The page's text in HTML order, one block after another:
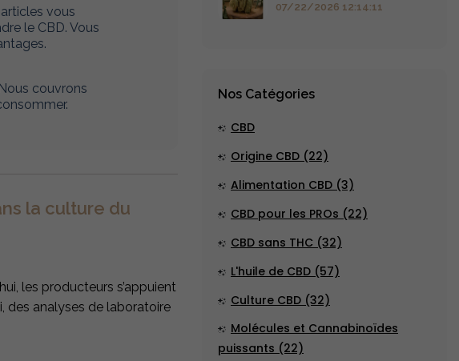
vous
le CBD. Vous
couvrons
la culture du
les producteurs s’appuient
des analyses de laboratoire
07/22/2026 12:14:11
Nos Catégories
CBD
Origine CBD (22)
Alimentation CBD (3)
CBD pour les PROs (22)
CBD sans THC (32)
L'huile de CBD (57)
Culture CBD (32)
Molécules et Cannabinoïdes
puissants (22)